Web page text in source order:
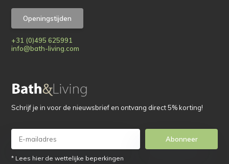
Openingstijden
+31 (0)495 625991
info@bath-living.com
Schrijf je in voor de nieuwsbrief en ontvang direct 5% korting!
Abonneer
* Lees hier de wettelijke beperkingen